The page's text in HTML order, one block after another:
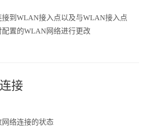
接到WLAN接入点以及与WLAN接入点
配置的WLAN网络进行更改
接
网络连接的状态